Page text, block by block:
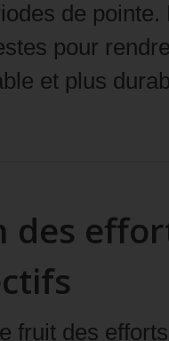
de pointe.
pour
et plus
des
fruit des